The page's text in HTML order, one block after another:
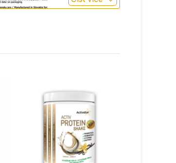
a těžkosti.
kvalitní ingredience,